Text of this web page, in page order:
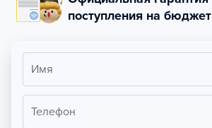
поступления на бюджет
Имя
Телефон